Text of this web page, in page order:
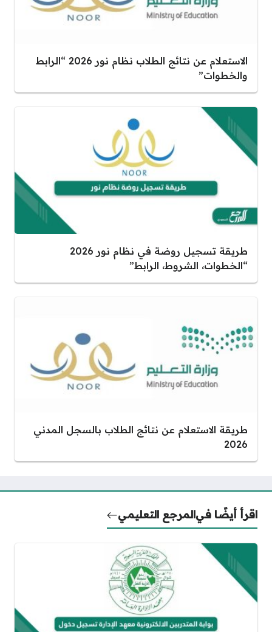
الاستعلام عن نتائج الطلاب نظام نور 2026 “الرابط
والخطوات”
طريقة تسجيل روضة في نظام نور 2026
“الخطوات، الشروط، الرابط”
طريقة الاستعلام عن نتائج الطلاب بالسجل المدني
2026
اقرأ أيضًا فيالمرجع التعليمي